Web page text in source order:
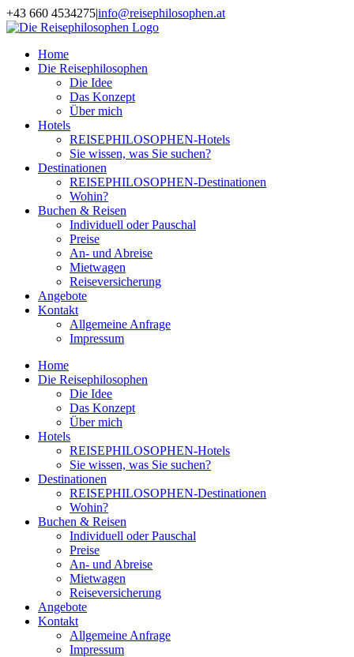
Zum
Inhalt
+43 660 4534275|info@reisephilosophen.at
Facebook
Instagram
LinkedIn
Pinterest
Home
Die Reisephilosophen
Die Idee
Das Konzept
Über mich
Hotels
REISEPHILOSOPHEN-Hotels
Sie wissen, was Sie suchen?
Destinationen
REISEPHILOSOPHEN-Destinationen
Wohin?
Buchen & Reisen
Individuell oder Pauschal
Preise
An- und Abreise
Mietwagen
Reiseversicherung
Angebote
Kontakt
Allgemeine Anfrage
Impressum
Home
Die Reisephilosophen
Die Idee
Das Konzept
Über mich
Hotels
REISEPHILOSOPHEN-Hotels
Sie wissen, was Sie suchen?
Destinationen
REISEPHILOSOPHEN-Destinationen
Wohin?
Buchen & Reisen
Individuell oder Pauschal
Preise
An- und Abreise
Mietwagen
Reiseversicherung
Angebote
Kontakt
Allgemeine Anfrage
Impressum